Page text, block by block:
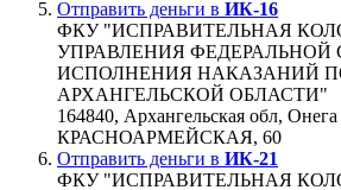
Отправить деньги в ИК-16
ФКУ "ИСПРАВИТЕЛЬНАЯ
УПРАВЛЕНИЯ ФЕДЕРАЛЬНОЙ
ИСПОЛНЕНИЯ НАКАЗАНИЙ
АРХАНГЕЛЬСКОЙ ОБЛАСТИ"
164840, Архангельская обл, Онега
КРАСНОАРМЕЙСКАЯ, 60
Отправить деньги в ИК-21
ФКУ "ИСПРАВИТЕЛЬНАЯ